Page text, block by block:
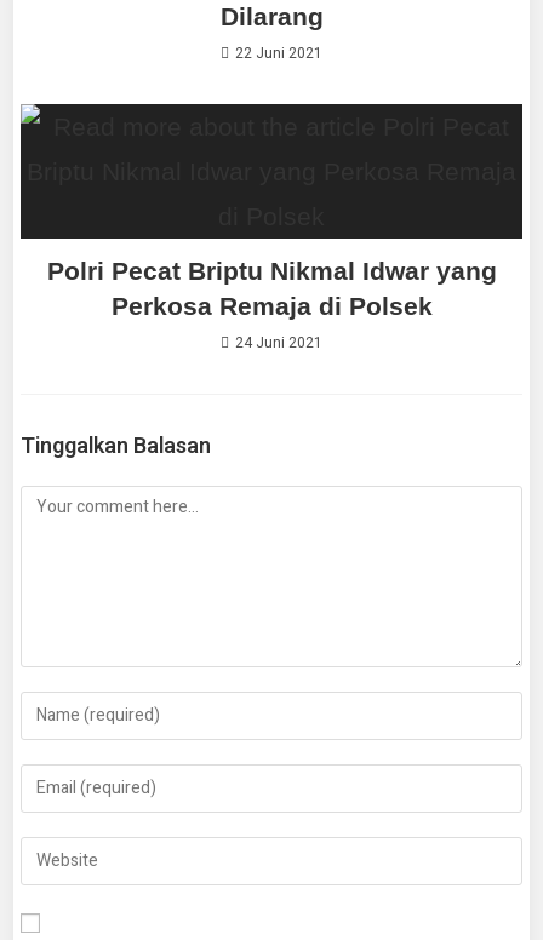
Dilarang
22 Juni 2021
Polri Pecat Briptu Nikmal Idwar yang
Perkosa Remaja di Polsek
24 Juni 2021
Tinggalkan Balasan